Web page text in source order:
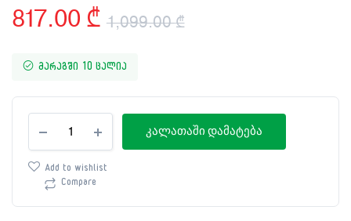
1,099.00₾
price
was:
1,099.00 ₾.
817.00 ₾
price
is:
817.00 ₾.
მარაგში 10 ცალია
ჩასაშენებელი
ქურის
ზედაპირი
Electroluc
GPE363NK
კალათაში დამატება
Add to wishlist
Compare